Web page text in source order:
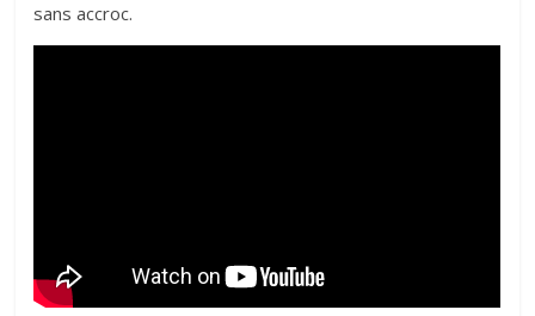
sans accroc.